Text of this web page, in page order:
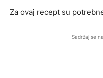
Za ovaj recept su
Sadržaj se